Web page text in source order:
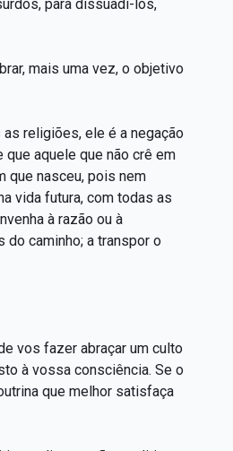
para dissuadi-los,
mais uma vez, o objetivo
religiões, ele é a negação
aquele que não crê em
que nasceu, pois nem
vida futura, com todas as
à razão ou à
do caminho; a transpor o
vos fazer abraçar um culto
à vossa consciência. Se o
que melhor satisfaça